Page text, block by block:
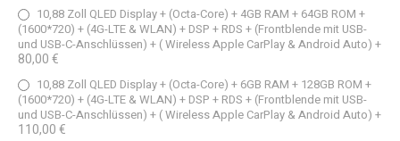
10,88 Zoll QLED Display + (Octa-Core) + 4GB RAM + 64GB ROM +
(1600*720) + (4G-LTE & WLAN) + DSP + RDS + (Frontblende mit USB-
und USB-C-Anschlüssen) + ( Wireless Apple CarPlay & Android Auto) +
80,00 €
10,88 Zoll QLED Display + (Octa-Core) + 6GB RAM + 128GB ROM +
(1600*720) + (4G-LTE & WLAN) + DSP + RDS + (Frontblende mit USB-
und USB-C-Anschlüssen) + ( Wireless Apple CarPlay & Android Auto) +
110,00 €